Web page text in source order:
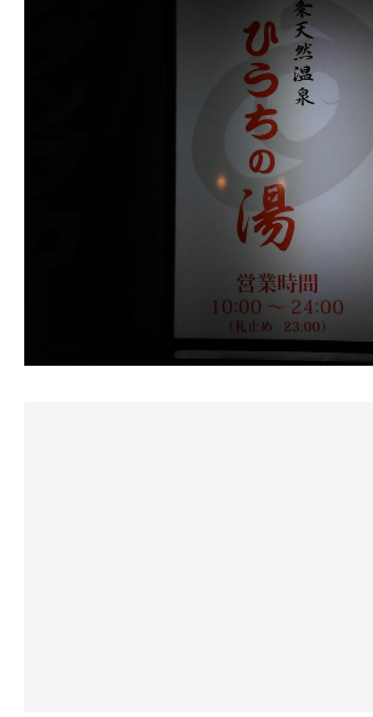
店名にも「西条”天然温泉”」とある通
はナトリウムー塩化物泉なのです🧂
その一角に「マグナム湯」というイカ
ボタン押下で発動する強力ジェットバ
4か所あるのですが、「使用は20分ま
混雑期に賑わう様子が伺えます。
ジェットによって噴出している泡は、
ことがあります。これはおそらく、温
しているのですが、その残った一部が
むしろ、温泉であることを感じられて
水風呂は大きめ。4人は余裕。18℃くら
する肌触り。ゆっくり入っていられます
露天風呂の小さい方は源泉(水)風呂。
だが、浴槽は22℃くらい。冷冷交代浴
外気浴は露天で。昔の浴槽みたいな所
る。涼しくて良い感じ。
露天近くにスチームサウナもあり、中
ト。頻繁にスチームの供給があるので
近くに源泉(水)風呂があるので、そこ
これ普通にランニングコストがヤバそ
湯けむりモクモクで昭和の温泉みたい
というわけで洗体してサウナへ。
縦長2段構造のガス遠赤ストーブ、カラ
サウナはかなり満員で、結構お知り合
みんなでテレビ見ながら汗流してて常
たり室内の雰囲気はよき。
サウナに最初に入り始めた頃の雰囲気